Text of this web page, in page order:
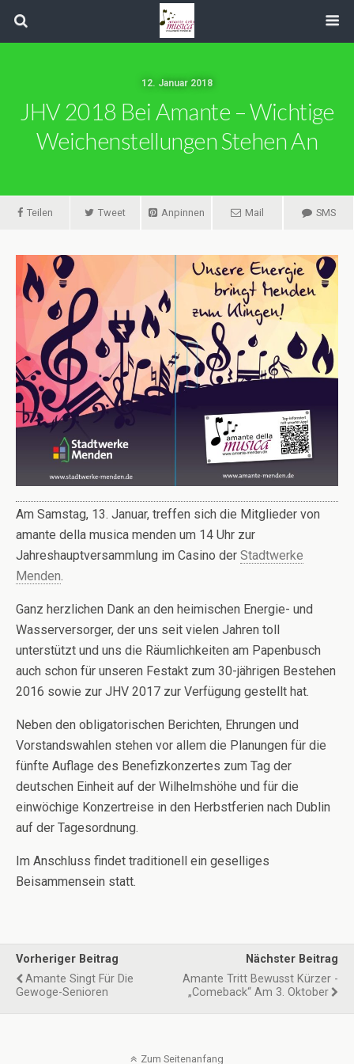
12. Januar 2018
JHV 2018 Bei Amante – Wichtige
Weichenstellungen Stehen An
Teilen Tweet Anpinnen Mail SMS
Am Samstag, 13. Januar, treffen sich die Mitglieder von
amante della musica menden um 14 Uhr zur
Jahreshauptversammlung im Casino der Stadtwerke
Menden.
Ganz herzlichen Dank an den heimischen Energie- und
Wasserversorger, der uns seit vielen Jahren toll
unterstützt und uns die Räumlichkeiten am Papenbusch
auch schon für unseren Festakt zum 30-jährigen Bestehen
2016 sowie zur JHV 2017 zur Verfügung gestellt hat.
Neben den obligatorischen Berichten, Ehrungen und
Vorstandswahlen stehen vor allem die Planungen für die
fünfte Auflage des Benefizkonzertes zum Tag der
deutschen Einheit auf der Wilhelmshöhe und für die
einwöchige Konzertreise in den Herbstferien nach Dublin
auf der Tagesordnung.
Im Anschluss findet traditionell ein geselliges
Beisammensein statt.
Vorheriger Beitrag
Amante Singt Für Die
Gewoge-Senioren
Nächster Beitrag
Amante Tritt Bewusst Kürzer -
„Comeback“ Am 3. Oktober
Zum Seitenanfang